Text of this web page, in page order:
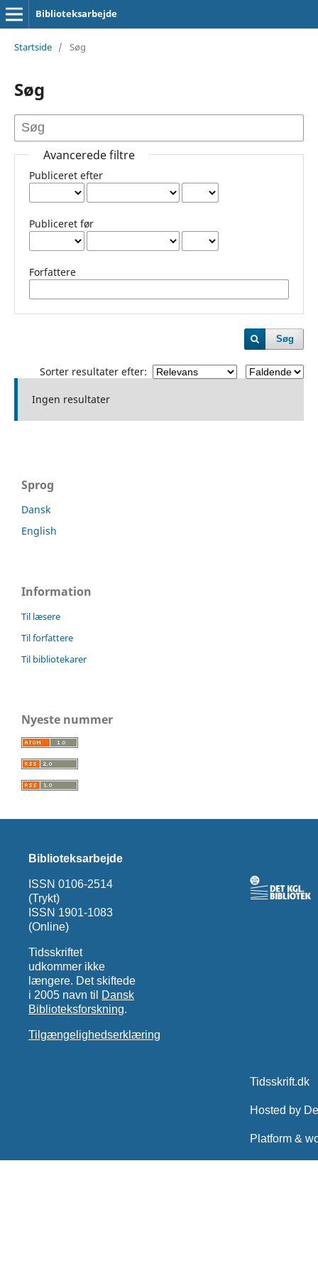
Biblioteksarbejde
Startside / Søg
Søg
Avancerede filtre
Publiceret efter
Publiceret før
Forfattere
Søg
Sorter resultater efter:
Ingen resultater
Sprog
Dansk
English
Information
Til læsere
Til forfattere
Til bibliotekarer
Nyeste nummer
Biblioteksarbejde
ISSN 0106-2514
(Trykt)
ISSN 1901-1083
(Online)
Tidsskriftet
udkommer ikke
længere. Det skiftede
i 2005 navn til
Dansk
Biblioteksforskning.
Tilgængelighedserklæring